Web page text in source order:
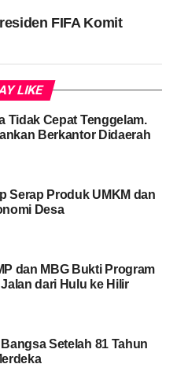
FIFA Komit
LIKE
Tidak Cepat Tenggelam.
Berkantor Didaerah
Serap Produk UMKM dan
Desa
dan MBG Bukti Program
dari Hulu ke Hilir
Setelah 81 Tahun